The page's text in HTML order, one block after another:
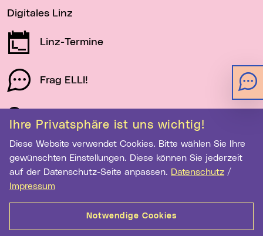
Ihre Privatsphäre ist uns wichtig!
Diese Website verwendet Cookies. Bitte wählen Sie Ihre
gewünschten Einstellungen. Diese können Sie jederzeit
auf der Datenschutz-Seite anpassen. Datenschutz /
Impressum
Notwendige Cookies
Digitales Linz
Linz-Termine
Frag ELLI!
Schau auf Linz
Newsletter-Anmeldung
E-Mail-Adresse eingeben
Anmelden